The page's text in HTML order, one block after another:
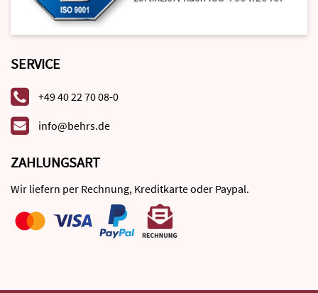
SERVICE
+49 40 22 70 08-0
info@behrs.de
ZAHLUNGSART
Wir liefern per Rechnung, Kreditkarte oder Paypal.